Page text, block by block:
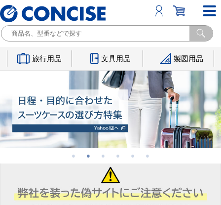
旅行用品 文具用品 製図用品